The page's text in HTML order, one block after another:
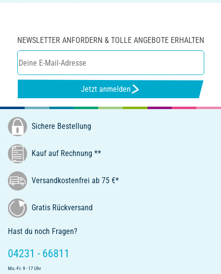
NEWSLETTER ANFORDERN & TOLLE ANGEBOTE ERHALTEN
Jetzt anmelden
Sichere Bestellung
Kauf auf Rechnung **
Versandkostenfrei ab 75 €*
Gratis Rückversand
Hast du noch Fragen?
04231 - 66811
Mo.-Fr. 9 - 17 Uhr